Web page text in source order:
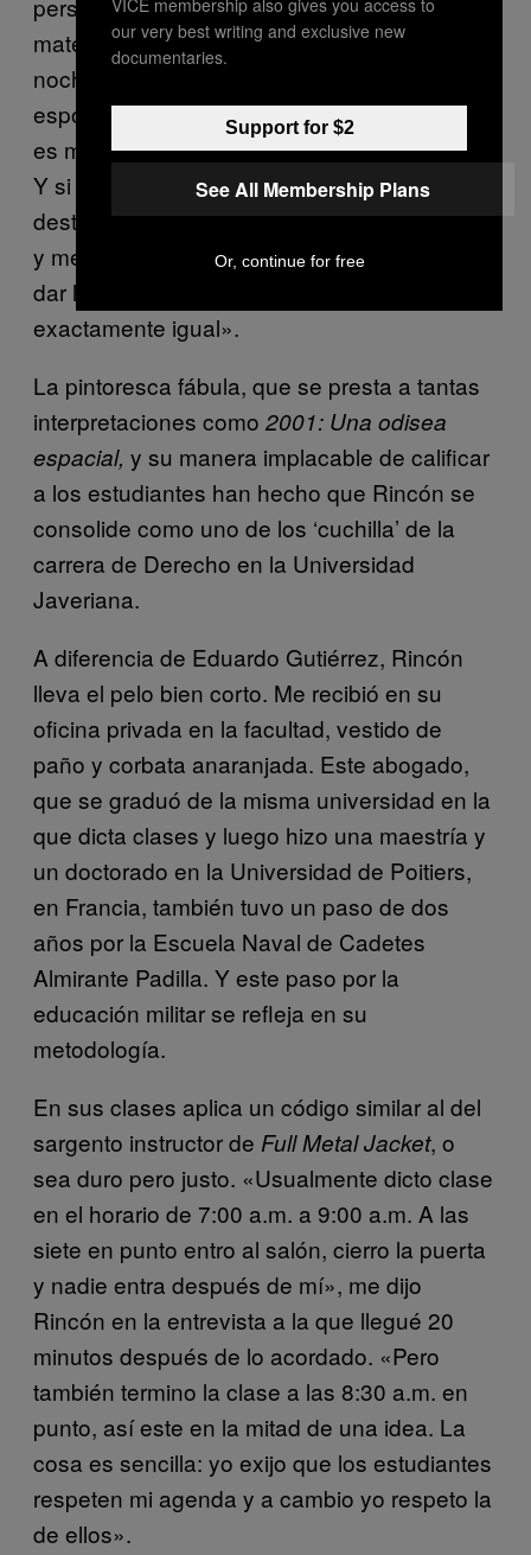
materia. Si eso pasa, yo llego a mi casa esa
noche, destapo una Coca-Cola, abrazo a mi
esposa y me siento a ver televisión. También
es muy posible que todos pierdan la materia.
Y si eso pasa, yo llego a mi casa esa noche,
destapo una Coca-Cola, abrazo a mi esposa
y me siento a ver televisión. Yo cumplo con
dar la clase y su resultado me da
exactamente igual».
La pintoresca fábula, que se presta a tantas
interpretaciones como 2001: Una odisea
espacial, y su manera implacable de calificar
a los estudiantes han hecho que Rincón se
consolide como uno de los ‘cuchilla’ de la
carrera de Derecho en la Universidad
Javeriana.
A diferencia de Eduardo Gutiérrez, Rincón
lleva el pelo bien corto. Me recibió en su
oficina privada en la facultad, vestido de
paño y corbata anaranjada. Este abogado,
que se graduó de la misma universidad en la
que dicta clases y luego hizo una maestría y
un doctorado en la Universidad de Poitiers,
en Francia, también tuvo un paso de dos
años por la Escuela Naval de Cadetes
Almirante Padilla. Y este paso por la
educación militar se refleja en su
metodología.
En sus clases aplica un código similar al del
sargento instructor de Full Metal Jacket, o
sea duro pero justo. «Usualmente dicto clase
en el horario de 7:00 a.m. a 9:00 a.m. A las
siete en punto entro al salón, cierro la puerta
y nadie entra después de mí», me dijo
Rincón en la entrevista a la que llegué 20
minutos después de lo acordado. «Pero
también termino la clase a las 8:30 a.m. en
punto, así este en la mitad de una idea. La
cosa es sencilla: yo exijo que los estudiantes
respeten mi agenda y a cambio yo respeto la
de ellos».
our very best writing and exclusive new
documentaries.
Support for $2
See All Membership Plans
Or, continue for free